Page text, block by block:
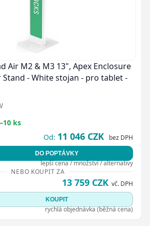
Air M2 & M3 13", Apex Enclosure
Stand - White stojan - pro tablet -
ks
Od: 11 046 CZK bez DPH
DO POPTÁVKY
lepší cena / množství / alternativy
NEBO KOUPIT ZA
13 759 CZK vč. DPH
KOUPIT
rychlá objednávka (běžná cena)